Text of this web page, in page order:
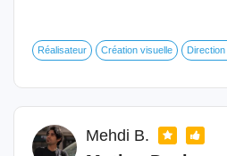
Réalisateur Création visuelle
Mehdi B.